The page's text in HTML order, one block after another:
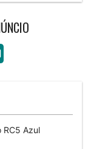
RC5 Azul